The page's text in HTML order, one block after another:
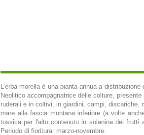
L'erba morella è una pianta annua a
Neolitico accompagnatrice delle colture,
ruderali e in coltivi, in giardini, campi,
mare alla fascia montana inferiore (a volte
tossica per l'alto contenuto in solanina dei
Periodo di fioritura: marzo-novembre.